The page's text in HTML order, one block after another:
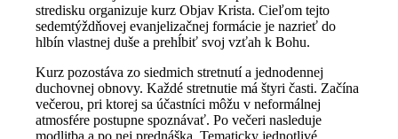
stredisku organizuje kurz Objav Krista. Cieľom tejto
sedemtýždňovej evanjelizačnej formácie je nazrieť do
hlbín vlastnej duše a prehĺbiť svoj vzťah k Bohu.
Kurz pozostáva zo siedmich stretnutí a jednodennej
duchovnej obnovy. Každé stretnutie má štyri časti. Začína
večerou, pri ktorej sa účastníci môžu v neformálnej
atmosfére postupne spoznávať. Po večeri nasleduje